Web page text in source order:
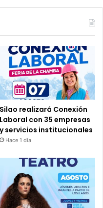
Silao realizará Conexión
Laboral con 35 empresas
y servicios institucionales
Hace 1 día